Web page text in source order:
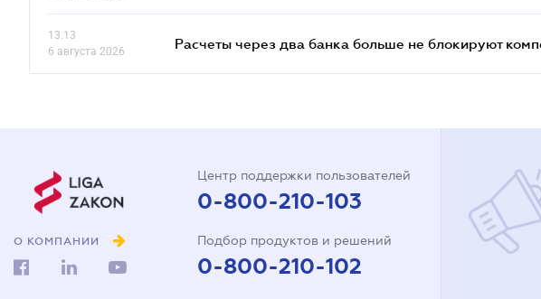
13.13
6 августа 2026
Расчеты через два банка больше не блокируют
О КОМПАНИИ
Центр поддержки пользователей
0-800-210-103
Подбор продуктов и решений
0-800-210-102